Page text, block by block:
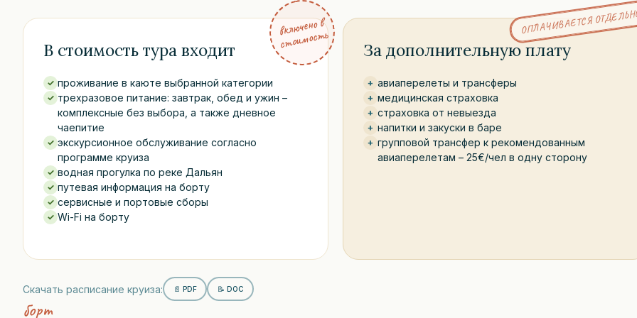
вкл
ючено в
с
тои
мос
ть
В стоимость тура входит
✓ проживание в каюте выбранной категории
✓ трехразовое питание: завтрак, обед и ужин –
комплексные без выбора, а также дневное
чаепитие
✓ экскурсионное обслуживание согласно
программе круиза
✓ водная прогулка по реке Дальян
✓ путевая информация на борту
✓ сервисные и портовые сборы
✓ Wi-Fi на борту
ОПЛАЧИВАЕТСЯ
За дополнительную плату
+ авиаперелеты и трансферы
+ медицинская страховка
+ страховка от невыезда
+ напитки и закуски в баре
+ групповой трансфер к рекомендованным
авиаперелетам – 25€/чел в одну сторону
Скачать расписание круиза: 📄 PDF 📝 DOC
борт